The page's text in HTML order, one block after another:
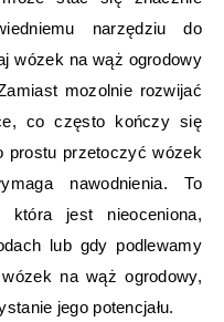
narzędziu do
wózek na wąż ogrodowy
mozolnie rozwijać
co często kończy się
prostu przetoczyć wózek
nawodnienia. To
jest nieoceniona,
lub gdy podlewamy
na wąż ogrodowy,
jego potencjału.